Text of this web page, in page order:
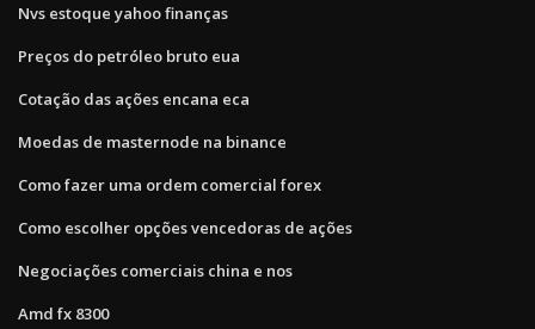
Nvs estoque yahoo finanças
Preços do petróleo bruto eua
Cotação das ações encana eca
Moedas de masternode na binance
Como fazer uma ordem comercial forex
Como escolher opções vencedoras de ações
Negociações comerciais china e nos
Amd fx 8300